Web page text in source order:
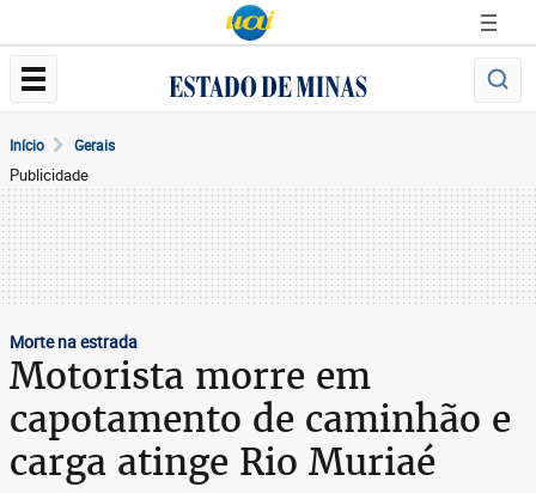
Início Gerais
Publicidade
Morte na estrada
Motorista morre em
capotamento de caminhão e
carga atinge Rio Muriaé